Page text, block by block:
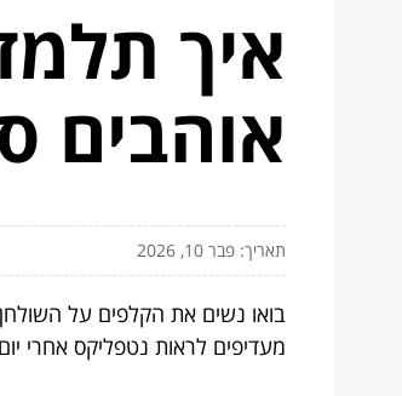
איך
אוהבים
תאריך: פבר 10, 2026
בואו נשים את הקלפים על
מעדיפים לראות נטפליקס אחרי